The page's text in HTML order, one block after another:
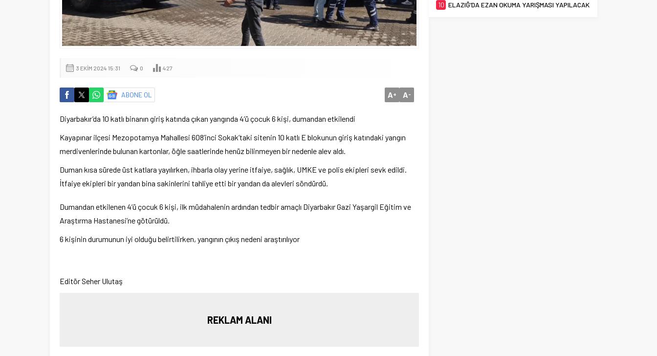
3 EKIM 2024 15:31 0 427
ABONE OL A+ A-
Diyarbakır’da 10 katlı binanın giriş katında çıkan yangında 4’ü çocuk 6 kişi, dumandan etkilendi
Kayapınar ilçesi Mezopotamya Mahallesi 608’inci Sokak’taki sitenin 10 katlı E blokunun giriş katındaki yangın
merdivenlerinde bulunan kartonlar, öğle saatlerinde henüz bilinmeyen bir nedenle alev aldı.
Duman kısa sürede üst katlara yayılırken, ihbarla olay yerine itfaiye, sağlık, UMKE ve polis ekipleri sevk edildi.
İtfaiye ekipleri bir yandan bina sakinlerini tahliye etti bir yandan da alevleri söndürdü.
Dumandan etkilenen 4’ü çocuk 6 kişi, ilk müdahalenin ardından tedbir amaçlı Diyarbakır Gazi Yaşargil Eğitim ve
Araştırma Hastanesi’ne götürüldü.
6 kişinin durumunun iyi olduğu belirtilirken, yangının çıkış nedeni araştırılıyor
Editör Seher Ulutaş
REKLAM ALANI
10 ELAZIĞ’DA EZAN OKUMA YARIŞMASI YAPILACAK